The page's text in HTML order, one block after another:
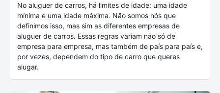
No aluguer de carros, há limites de idade: uma idade
mínima e uma idade máxima. Não somos nós que
definimos isso, mas sim as diferentes empresas de
aluguer de carros. Essas regras variam não só de
empresa para empresa, mas também de país para país e,
por vezes, dependem do tipo de carro que queres
alugar.